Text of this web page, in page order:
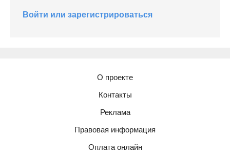
Войти или зарегистрироваться
О проекте
Контакты
Реклама
Правовая информация
Оплата онлайн